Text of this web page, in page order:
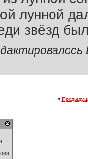
лунной
звёзд
«